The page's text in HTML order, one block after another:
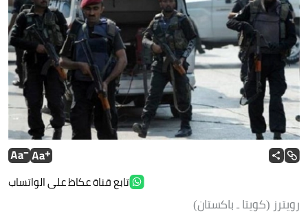
تابع قناة عكاظ على الواتساب
رويترز (كويتا ـ باكستان)